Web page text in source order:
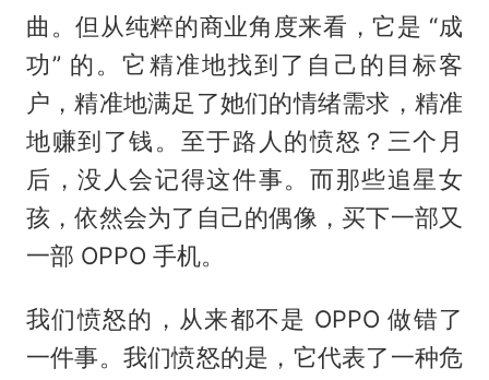
曲。但从纯粹的商业角度来看，它是 “成
功” 的。它精准地找到了自己的目标客
户，精准地满足了她们的情绪需求，精准
地赚到了钱。至于路人的愤怒？三个月
后，没人会记得这件事。而那些追星女
孩，依然会为了自己的偶像，买下一部又
一部 OPPO 手机。
我们愤怒的，从来都不是 OPPO 做错了
一件事。我们愤怒的是，它代表了一种危